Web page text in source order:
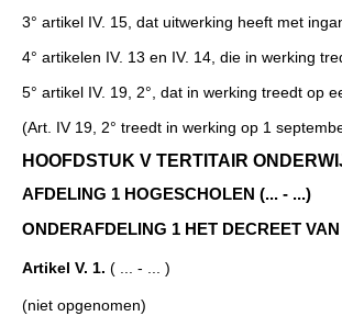
3° artikel IV. 15, dat uitwerking heeft met
4° artikelen IV. 13 en IV. 14, die in werking
5° artikel IV. 19, 2°, dat in werking treedt op
(Art. IV 19, 2° treedt in werking op 1
HOOFDSTUK V TERTITAIR
AFDELING 1 HOGESCHOLEN (... - ...)
ONDERAFDELING 1 HET DECREET
Artikel V. 1. ( ... - ... )
(niet opgenomen)